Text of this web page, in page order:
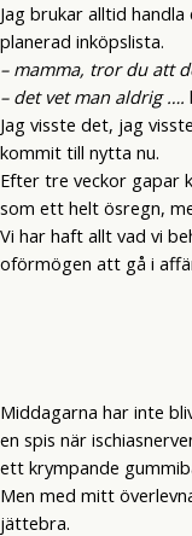
Jag brukar alltid
planerad inköpslista.
– mamma, tror du att
– det vet man aldrig ….
Jag visste det, jag
kommit till nytta nu.
Efter tre veckor gapar
som ett helt ösregn,
Vi har haft allt vad vi
oförmögen att gå i
Middagarna har inte
en spis när
ett krympande
Men med mitt
jättebra.